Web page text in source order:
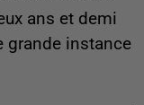
ans et demi
grande instance